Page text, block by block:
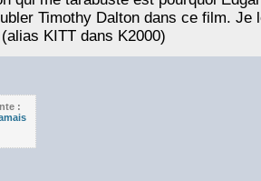
Timothy Dalton dans ce film.
KITT dans K2000)
: